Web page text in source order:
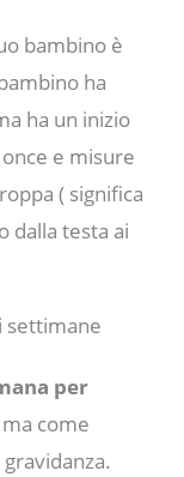
bambino è
ha
ha un inizio
e misure
( significa
dalla testa ai
settimane
per
come